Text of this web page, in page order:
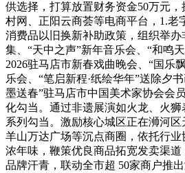
供选择，打算放置财务资金50万元
村网、正阳云商荟等电商平台，1.老
消费品以旧换新补助政策，组织举办
集、“天中之声”新年音乐会、“和鸣
2026驻马店市新春戏曲晚会、“国乐
乐会、“笔启新程·纸绘华年”送除夕
墨送春”驻马店市中国美术家协会会
化勾当。通过非遗展演如火龙、火
系列勾当。激励核心城区正在浉河区
羊山万达广场等沉点商圈，依托行
浓年味，鞭策优良商品拓宽发卖渠
品牌汗青，联动全市超 50家商户推